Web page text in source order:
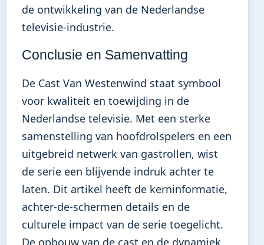
de ontwikkeling van de Nederlandse
televisie-industrie.
Conclusie en Samenvatting
De Cast Van Westenwind staat symbool
voor kwaliteit en toewijding in de
Nederlandse televisie. Met een sterke
samenstelling van hoofdrolspelers en een
uitgebreid netwerk van gastrollen, wist
de serie een blijvende indruk achter te
laten. Dit artikel heeft de kerninformatie,
achter-de-schermen details en de
culturele impact van de serie toegelicht.
De opbouw van de cast en de dynamiek